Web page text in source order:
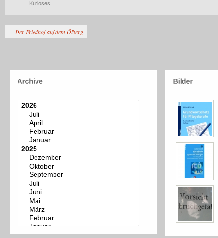
Kurioses
Der Friedhof auf dem Ölberg